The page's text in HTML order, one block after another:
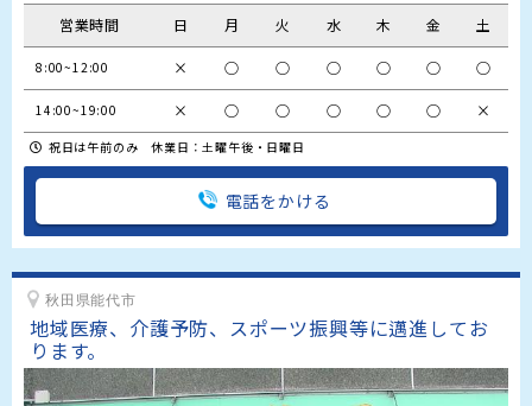
営業時間 日 月 火 水 木 金 土
8:00~12:00 × ○ ○ ○ ○ ○ ○
14:00~19:00 × ○ ○ ○ ○ ○ ×
祝日は午前のみ 休業日：土曜午後・日曜日
電話をかける
秋田県能代市
地域医療、介護予防、スポーツ振興等に邁進してお
ります。